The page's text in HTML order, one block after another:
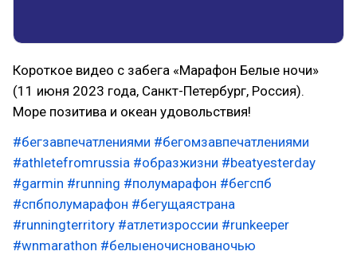
Короткое видео с забега «Марафон Белые ночи»
(11 июня 2023 года, Санкт-Петербург, Россия).
Море позитива и океан удовольствия!
#бегзавпечатлениями #бегомзавпечатлениями
#athletefromrussia #образжизни #beatyesterday
#garmin #running #полумарафон #бегспб
#спбполумарафон #бегущаястрана
#runningterritory #атлетизроссии #runkeeper
#wnmarathon #белыеночиснованочью